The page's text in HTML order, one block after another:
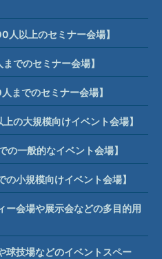
以上のセミナー会場】
でのセミナー会場】
までのセミナー会場】
の大規模向けイベント会場】
一般的なイベント会場】
小規模向けイベント会場】
ー会場や展示会などの多目的用
球技場などのイベントスペー